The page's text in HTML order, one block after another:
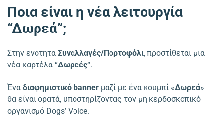
Ποια είναι η νέα λειτουργία
“Δωρεά”;
Στην ενότητα Συναλλαγές/Πορτοφόλι, προστίθεται μια
νέα καρτέλα “Δωρεές“.
Ένα διαφημιστικό banner μαζί με ένα κουμπί «Δωρεά»
θα είναι ορατά, υποστηρίζοντας τον μη κερδοσκοπικό
οργανισμό Dogs’ Voice.